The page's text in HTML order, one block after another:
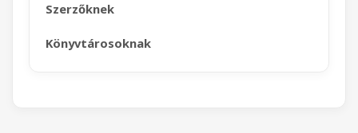
Szerzőknek
Könyvtárosoknak